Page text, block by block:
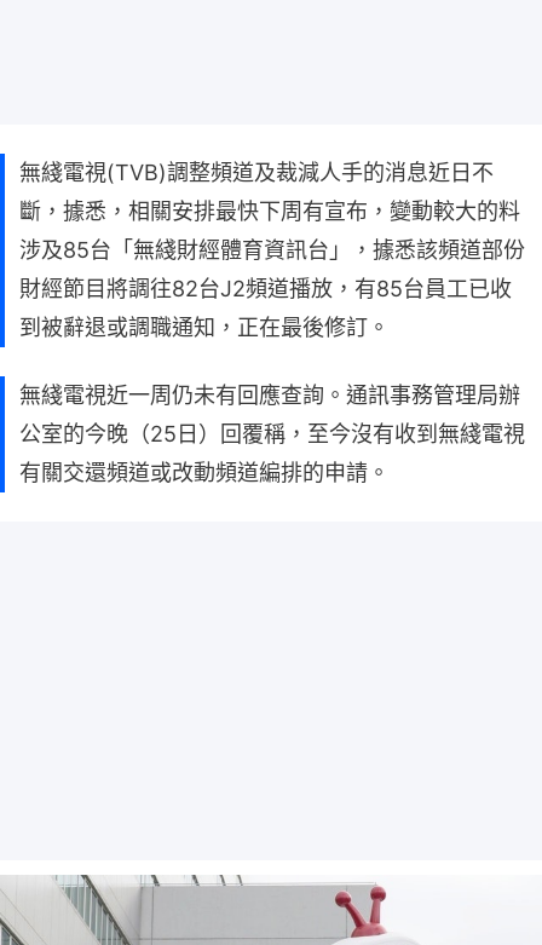
無綫電視(TVB)調整頻道及裁減人手的消息近日不
斷，據悉，相關安排最快下周有宣布，變動較大的料
涉及85台「無綫財經體育資訊台」，據悉該頻道部份
財經節目將調往82台J2頻道播放，有85台員工已收
到被辭退或調職通知，正在最後修訂。
無綫電視近一周仍未有回應查詢。通訊事務管理局辦
公室的今晚（25日）回覆稱，至今沒有收到無綫電視
有關交還頻道或改動頻道編排的申請。